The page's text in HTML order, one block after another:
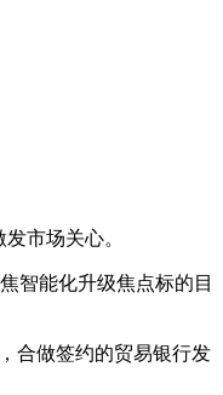
市场关心。
智能化升级焦点标的目
合做签约的贸易银行发